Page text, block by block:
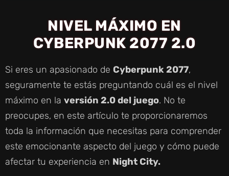
NIVEL MÁXIMO EN
CYBERPUNK 2077 2.0
Si eres un apasionado de Cyberpunk 2077,
seguramente te estás preguntando cuál es el nivel
máximo en la versión 2.0 del juego. No te
preocupes, en este artículo te proporcionaremos
toda la información que necesitas para comprender
este emocionante aspecto del juego y cómo puede
afectar tu experiencia en Night City.